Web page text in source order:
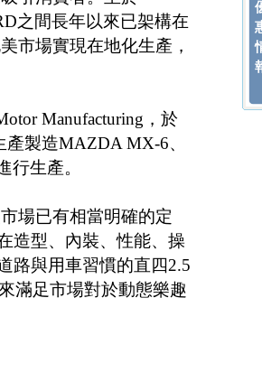
之間長年以來已架構在
市場實現在地化生產，
Manufacturing，於
製造MAZDA MX-6、
行生產。
場已有相當明確的定
造型、內裝、性能、操
路與用車習慣的直四2.5
滿足市場對於動態樂趣